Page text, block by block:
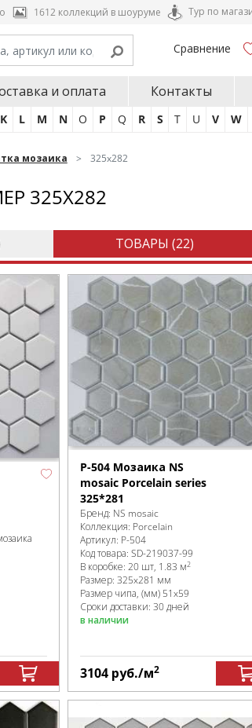
1612 коллекций в шоуруме Тур по
Сравнение
и оплата Контакты
K L M N O P Q R S T U V W
мозаика 325x282
325X282
ТОВАРЫ (22)
P-504 Мозаика NS
mosaic Porcelain series
325*281
Бренд: NS mosaic
Коллекция: Porcelain
Артикул: P-504
Код товара:SD-219037-99
В коробке:20 шт, 1.83 м2
Размер:325x281 мм
Размер чипа, (мм) 51x59
Сроки доставки: 30 дней
в наличии
3104 руб./м2